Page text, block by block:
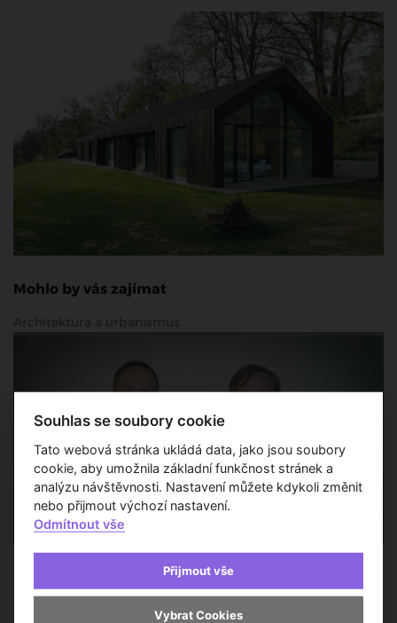
Mohlo by vás zajímat
Michal Kunc (Atelier Kunc architects)
Souhlas se soubory cookie
Tato webová stránka ukládá data, jako jsou soubory
cookie, aby umožnila základní funkčnost stránek a
analýzu návštěvnosti. Nastavení můžete kdykoli změnit
nebo přijmout výchozí nastavení.
Odmítnout vše
Přijmout vše
Vybrat Cookies